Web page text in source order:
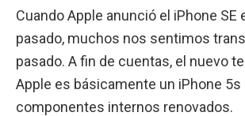
Cuando Apple anunció el iPhone SE
pasado, muchos nos sentimos
pasado. A fin de cuentas, el nuevo
Apple es básicamente un iPhone 5s
componentes internos renovados.